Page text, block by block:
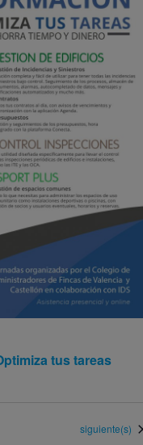
tus tareas
Eventos
siguiente(s)